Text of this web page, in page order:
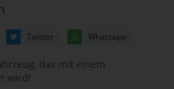
Twitter Whatsapp
das mit einem
wird!